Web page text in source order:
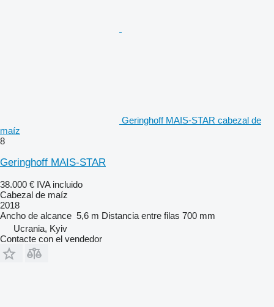
Geringhoff MAIS-STAR cabezal de
maíz
8
Geringhoff MAIS-STAR
38.000 € IVA incluido
Cabezal de maíz
2018
Ancho de alcance 5,6 m Distancia entre filas 700 mm
Ucrania, Kyiv
Contacte con el vendedor